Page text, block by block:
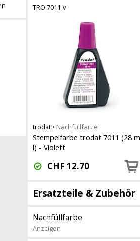
TRO-7011-v
trodat • Nachfüllfarbe
Stempelfarbe trodat 7011 (28 m
l) - Violett
CHF 12.70
Ersatzteile & Zubehör
Nachfüllfarbe
Anzeigen